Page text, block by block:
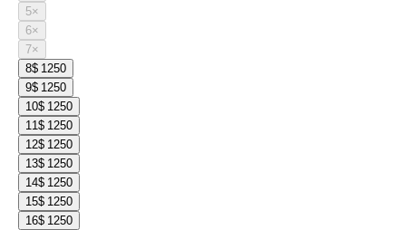
5×
6×
7×
8$ 1250
9$ 1250
10$ 1250
11$ 1250
12$ 1250
13$ 1250
14$ 1250
15$ 1250
16$ 1250